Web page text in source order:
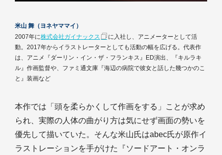
米山 舞（ヨネヤママイ）
2007年に株式会社ガイナックス
に入社し、アニメーターとして活
動。2017年からイラストレーターとしても活動の幅を広げる。代表作
は、アニメ『ダーリン・イン・ザ・フランキス』ED演出、『キルラキ
ル』作画監督や、ファミ通文庫『海辺の病院で彼女と話した幾つかのこ
と』装画など
本作では「頭を柔らかくして作画をする」ことが求め
られ、実際の人体の曲がり方は気にせず画面の勢いを
優先して描いていた。そんな米山氏はabec氏が原作イ
ラストレーションを手がけた『ソードアート・オンラ